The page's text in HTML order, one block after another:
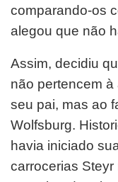
comparando-os
alegou que não
Assim, decidiu
não pertencem
seu pai, mas ao
Wolfsburg.
havia iniciado
carrocerias